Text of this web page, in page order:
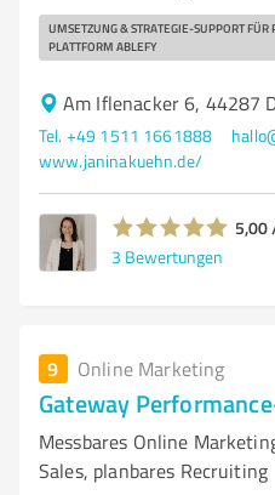
UMSETZUNG & STRATEGIE-SUPPORT
PLATTFORM ABLEFY
Am Iflenacker 6, 44287
Tel. +49 1511 1661888
www.janinakuehn.de/
5,00
3 Bewertungen
9 Online Marketing
Gateway
Messbares Online
Sales, planbares Recruiting